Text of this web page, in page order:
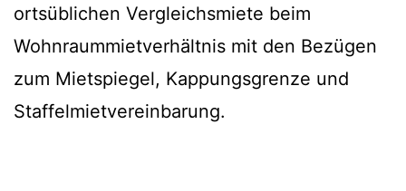
ortsüblichen Vergleichsmiete beim
Wohnraummietverhältnis mit den Bezügen
zum Mietspiegel, Kappungsgrenze und
Staffelmietvereinbarung.